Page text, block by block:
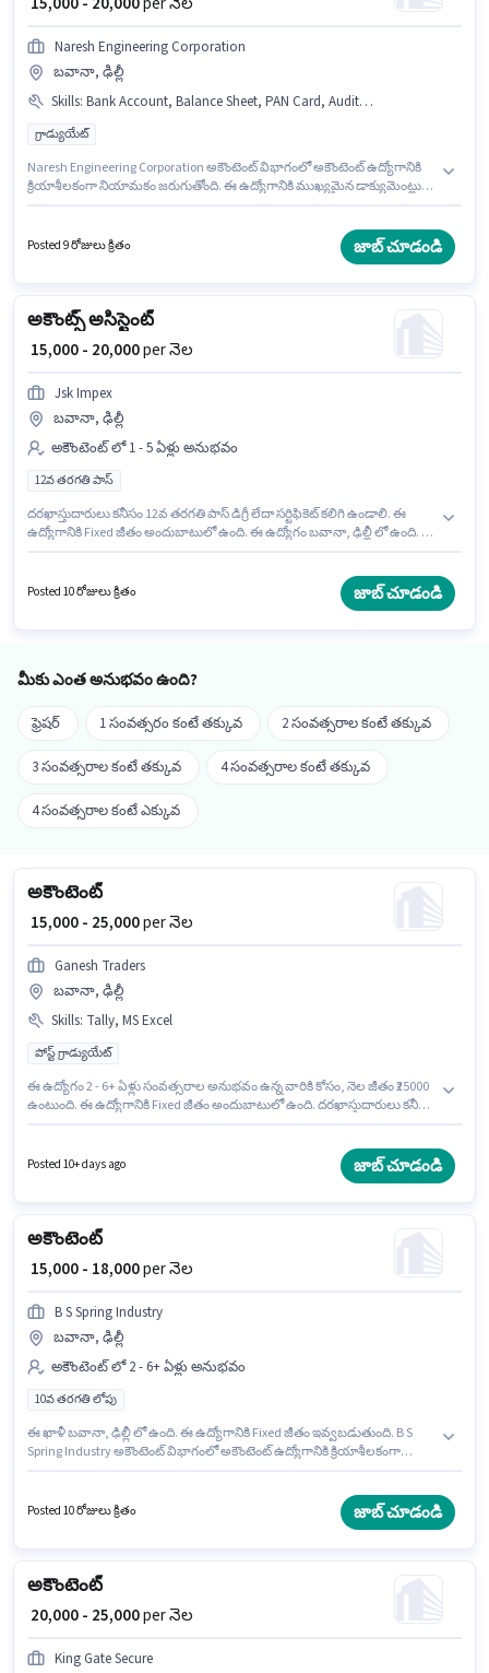
Naresh Engineering Corporation
బవానా, ఢిల్లీ
Skills: Bank Account, Balance Sheet, PAN Card, Audit, ITI, MS Excel, Taxation - VAT & Sales Tax, GST, Aadhar Card
గ్రాడ్యుయేట్
Naresh Engineering Corporation అకౌంటెంట్ విభాగంలో అకౌంటెంట్ ఉద్యోగానికి
క్రియాశీలకంగా నియామకం జరుగుతోంది. ఈ ఉద్యోగానికి ముఖ్యమైన డాక్యుమెంట్లు
GST, MS Excel, Taxation - VAT & Sales Tax వంటి నైపుణ్యాలు ఉండాలి. ఈ
ఉద్యోగం 1 - 5 ఏళ్లు సంవత్సరాల అనుభవం ఉన్న వారికి కోసం, నెల జీతం ₹20000
Posted 9 రోజులు క్రితం జాబ్ చూడండి
అకౌంట్స్ అసిస్టెంట్
₹ 15,000 - 20,000per నెల
Jsk Impex
బవానా, ఢిల్లీ
అకౌంటెంట్ లో 1 - 5 ఏళ్లు అనుభవం
12వ తరగతి పాస్
దరఖాస్తుదారులు కనీసం 12వ తరగతి పాస్ డిగ్రీ లేదా సర్టిఫికెట్ కలిగి ఉండాలి. ఈ
ఉద్యోగానికి Fixed జీతం అందుబాటులో ఉంది. ఈ ఉద్యోగం బవానా, ఢిల్లీ లో ఉంది. ఈ
విభాగంలో అకౌంట్స్ అసిస్టెంట్ ఉద్యోగానికి క్రియాశీలకంగా నియామకం జరుగుతోంది.
Posted 10 రోజులు క్రితం జాబ్ చూడండి
మీకు ఎంత అనుభవం ఉంది?
ఫ్రెషర్ 1 సంవత్సరం కంటే తక్కువ 2 సంవత్సరాల కంటే తక్కువ
3 సంవత్సరాల కంటే తక్కువ 4 సంవత్సరాల కంటే తక్కువ
4 సంవత్సరాల కంటే ఎక్కువ
అకౌంటెంట్
₹ 15,000 - 25,000per నెల
Ganesh Traders
బవానా, ఢిల్లీ
Skills: Tally, MS Excel
పోస్ట్ గ్రాడ్యుయేట్
ఈ ఉద్యోగం 2 - 6+ ఏళ్లు సంవత్సరాల అనుభవం ఉన్న వారికి కోసం, నెల జీతం ₹25000
ఉంటుంది. ఈ ఉద్యోగానికి Fixed జీతం అందుబాటులో ఉంది. దరఖాస్తుదారులు కనీసం
అకౌంటెంట్ విభాగంలో అకౌంటెంట్ గా చేరండి.
Posted 10+ days ago జాబ్ చూడండి
అకౌంటెంట్
₹ 15,000 - 18,000per నెల
B S Spring Industry
బవానా, ఢిల్లీ
అకౌంటెంట్ లో 2 - 6+ ఏళ్లు అనుభవం
10వ తరగతి లోపు
ఈ ఖాళీ బవానా, ఢిల్లీ లో ఉంది. ఈ ఉద్యోగానికి Fixed జీతం ఇవ్వబడుతుంది. B S
Spring Industry అకౌంటెంట్ విభాగంలో అకౌంటెంట్ ఉద్యోగానికి క్రియాశీలకంగా
ఉన్న అభ్యర్థులు దరఖాస్తు చేయవచ్చు.
Posted 10 రోజులు క్రితం జాబ్ చూడండి
అకౌంటెంట్
₹ 20,000 - 25,000per నెల
King Gate Secure